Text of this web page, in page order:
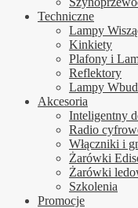
Techniczne
Lampy
Kinkiety
Plafony i
Reflektory
Lampy
Akcesoria
Inteligentny
Radio
Włączniki i
Żarówki
Żarówki
Szkolenia
Promocje